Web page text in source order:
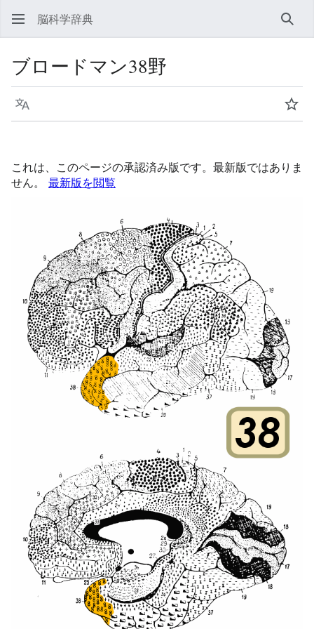
脳科学辞典 検索
ブロードマン38野
言語 ウ
これは、このページの承認済み版です。最新版ではありま
せん。 最新版を閲覧